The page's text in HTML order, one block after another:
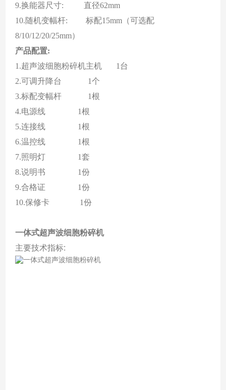
9.换能器尺寸: 直径62mm
10.随机变幅杆: 标配15mm（可选配
8/10/1 2/20/25mm）
产品配置:
1.超声波细胞粉碎机主机 1台
2.可调升降台 1个
3.标配变幅杆 1根
4.电源线 1根
5.连接线 1根
6.温控线 1根
7.照明灯 1套
8.说明书 1份
9.合格证 1份
10.保修卡 1份
一体式超声波细胞粉碎机
主要技术指标: